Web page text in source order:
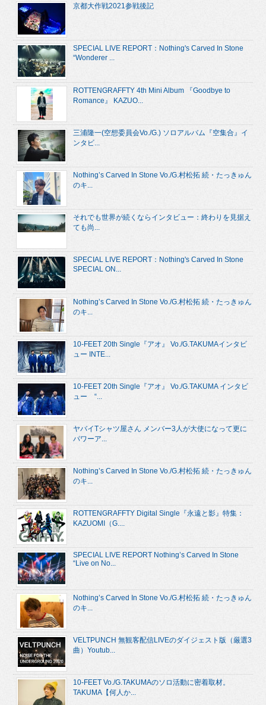
京都大作戦2021参戦後記
SPECIAL LIVE REPORT：Nothing's Carved In Stone
“Wonderer ...
ROTTENGRAFFTY 4th Mini Album 『Goodbye to
Romance』 KAZUO...
三浦隆一(空想委員会Vo./G.) ソロアルバム『空集合』イ
ンタビ...
Nothing’s Carved In Stone Vo./G.村松拓 続・たっきゅん
のキ...
それでも世界が続くならインタビュー：終わりを見据え
ても尚...
SPECIAL LIVE REPORT：Nothing's Carved In Stone
SPECIAL ON...
Nothing’s Carved In Stone Vo./G.村松拓 続・たっきゅん
のキ...
10-FEET 20th Single『アオ』 Vo./G.TAKUMAインタビ
ュー INTE...
10-FEET 20th Single『アオ』 Vo./G.TAKUMA インタビ
ュー “...
ヤバイTシャツ屋さん メンバー3人が大使になって更に
パワーア...
Nothing’s Carved In Stone Vo./G.村松拓 続・たっきゅん
のキ...
ROTTENGRAFFTY Digital Single『永遠と影』特集：
KAZUOMI（G....
SPECIAL LIVE REPORT Nothing’s Carved In Stone
“Live on No...
Nothing’s Carved In Stone Vo./G.村松拓 続・たっきゅん
のキ...
VELTPUNCH 無観客配信LIVEのダイジェスト版（厳選3
曲）Youtub...
10-FEET Vo./G.TAKUMAのソロ活動に密着取材。
TAKUMA【何人か...